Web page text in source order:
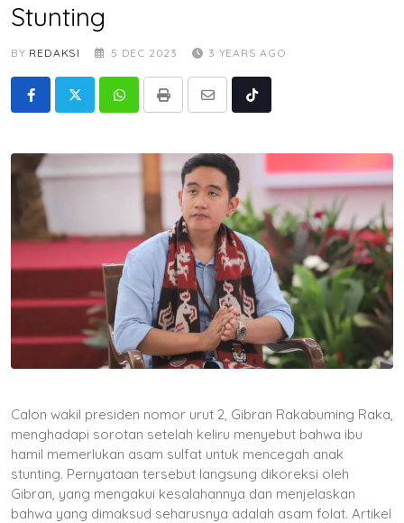
Stunting
BY REDAKSI 5 DEC 2023 3 YEARS AGO
WhatsappPrint
Share
Tiktok
Calon wakil presiden nomor urut 2, Gibran Rakabuming Raka,
menghadapi sorotan setelah keliru menyebut bahwa ibu
hamil memerlukan asam sulfat untuk mencegah anak
stunting. Pernyataan tersebut langsung dikoreksi oleh
Gibran, yang mengakui kesalahannya dan menjelaskan
bahwa yang dimaksud seharusnya adalah asam folat. Artikel